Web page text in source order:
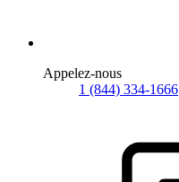
Appelez-nous
1 (844) 334-1666